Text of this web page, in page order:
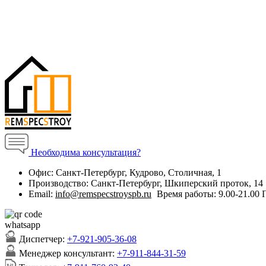
Необходима консультация?
Офис: Санкт-Петербург, Кудрово, Столичная, 1
Производство: Санкт-Петербург, Шкиперский проток, 14
Email: info@remspecstroyspb.ru Время работы: 9.00-
Диспетчер: +7-921-905-36-08
Менеджер консультант: +7-911-844-31-59